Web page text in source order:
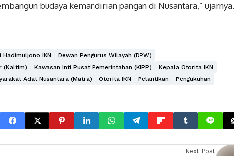
budaya kemandirian pangan di Nusantara,” ujarnya.
Hadimuljono IKN
Dewan Pengurus Wilayah (DPW)
(Kaltim) Kawasan Inti Pusat Pemerintahan (KIPP)
Kepala Otorita IKN
Adat Nusantara (Matra) Otorita IKN Pelantikan
Pengukuhan
Next Post